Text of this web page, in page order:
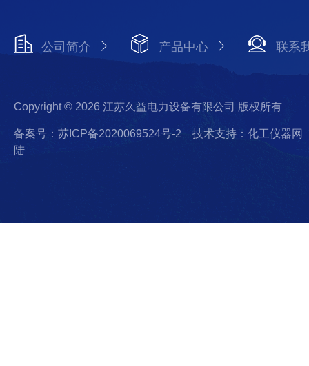
公司简介 产品中心 联系
Copyright © 2026 江苏久益电力设备有限公司 版权所有
备案号：苏ICP备2020069524号-2
技术支持：化工仪器网
陆